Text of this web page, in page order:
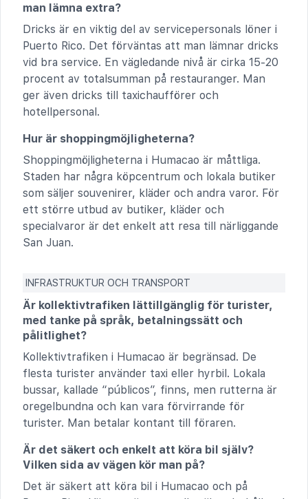
man lämna extra?
Dricks är en viktig del av servicepersonals löner i
Puerto Rico. Det förväntas att man lämnar dricks
vid bra service. En vägledande nivå är cirka 15-20
procent av totalsumman på restauranger. Man
ger även dricks till taxichaufförer och
hotellpersonal.
Hur är shoppingmöjligheterna?
Shoppingmöjligheterna i Humacao är måttliga.
Staden har några köpcentrum och lokala butiker
som säljer souvenirer, kläder och andra varor. För
ett större utbud av butiker, kläder och
specialvaror är det enkelt att resa till närliggande
San Juan.
INFRASTRUKTUR OCH TRANSPORT
Är kollektivtrafiken lättillgänglig för turister,
med tanke på språk, betalningssätt och
pålitlighet?
Kollektivtrafiken i Humacao är begränsad. De
flesta turister använder taxi eller hyrbil. Lokala
bussar, kallade “públicos”, finns, men rutterna är
oregelbundna och kan vara förvirrande för
turister. Man betalar kontant till föraren.
Är det säkert och enkelt att köra bil själv?
Vilken sida av vägen kör man på?
Det är säkert att köra bil i Humacao och på